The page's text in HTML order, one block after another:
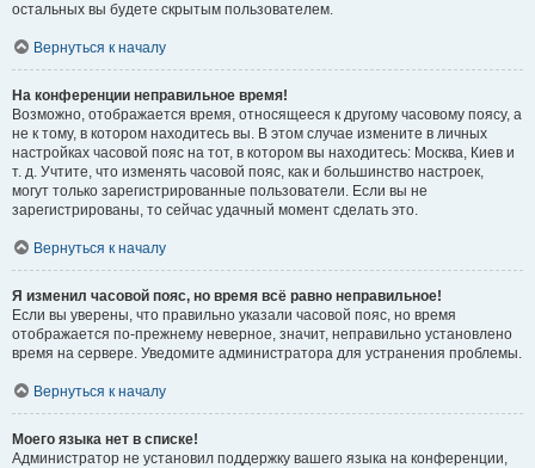
остальных вы будете скрытым пользователем.
Вернуться к началу
На конференции неправильное время!
Возможно, отображается время, относящееся к другому часовому поясу, а
не к тому, в котором находитесь вы. В этом случае измените в личных
настройках часовой пояс на тот, в котором вы находитесь: Москва, Киев и
т. д. Учтите, что изменять часовой пояс, как и большинство настроек,
могут только зарегистрированные пользователи. Если вы не
зарегистрированы, то сейчас удачный момент сделать это.
Вернуться к началу
Я изменил часовой пояс, но время всё равно неправильное!
Если вы уверены, что правильно указали часовой пояс, но время
отображается по-прежнему неверное, значит, неправильно установлено
время на сервере. Уведомите администратора для устранения проблемы.
Вернуться к началу
Моего языка нет в списке!
Администратор не установил поддержку вашего языка на конференции,